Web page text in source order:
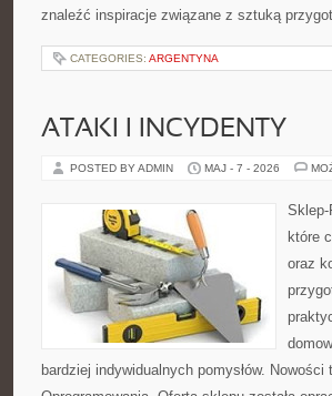
znaleźć inspiracje związane z sztuką
CATEGORIES: ARGENTYNA
ATAKI I INCYDENTY
POSTED BY ADMIN MAJ - 7 - 2026
które
oraz
bardziej indywidualnych pomysłów.